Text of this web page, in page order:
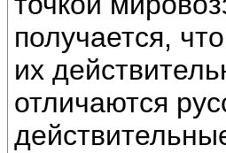
получается,
их
отличаются